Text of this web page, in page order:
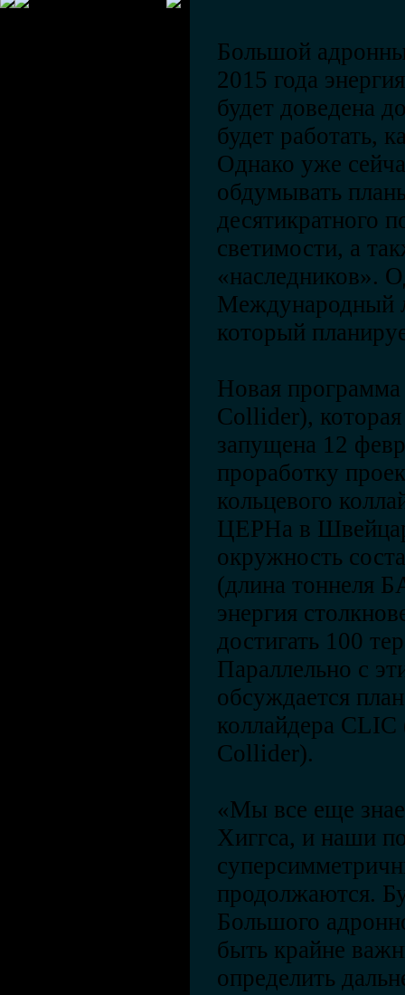
Большой
2015 года
будет доведена
будет работать,
Однако уже
обдумывать
десятикратного
светимости, а
«наследников».
Международный
который
Новая
Collider),
запущена 12
проработку
кольцевого
ЦЕРНа в
окружность
(длина тоннеля
энергия
достигать 100
Параллельно с
обсуждается
коллайдера
Collider).
«Мы все еще
Хиггса, и наши
продолжаются.
Большого
быть крайне
определить